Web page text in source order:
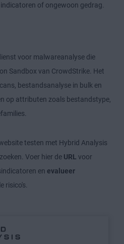
of ongewoon gedrag.
voor malwareanalyse die
Sandbox van CrowdStrike. Het
bestandsanalyse in bulk en
op attributen zoals bestandstype,
testen met Hybrid Analysis
Voer hier de URL voor
en evalueer
risico's.